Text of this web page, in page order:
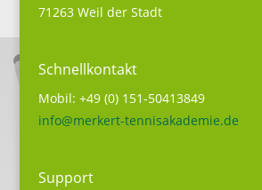
71263 Weil der Stadt
Schnellkontakt
Mobil: +49 (0) 151-50413849
info@merkert-tennisakademie.de
Support